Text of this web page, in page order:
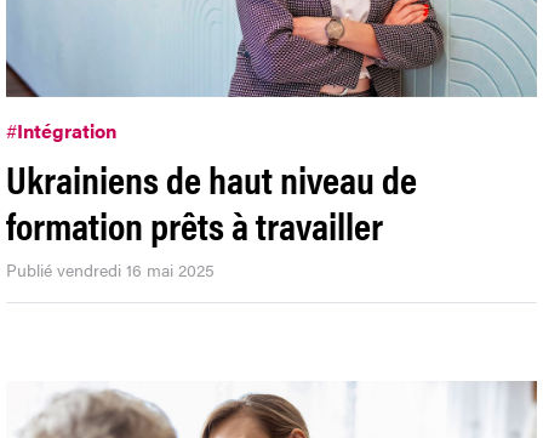
#Intégration
Ukrainiens de haut niveau de
formation prêts à travailler
Publié vendredi 16 mai 2025